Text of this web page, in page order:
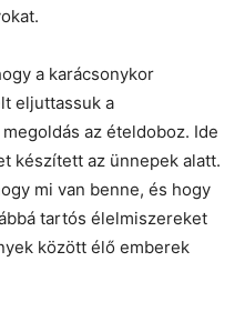
a karácsonykor
eljuttassuk a
az ételdoboz. Ide
készített az ünnepek alatt.
mi van benne, és hogy
tartós élelmiszereket
között élő emberek